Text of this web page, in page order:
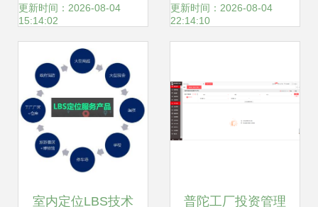
告揭示投资管理新
格局
更新时间：2026-08-04
15:14:02
协同机制
更新时间：2026-08-04
22:14:10
室内定位LBS技术 普陀工厂投资管理